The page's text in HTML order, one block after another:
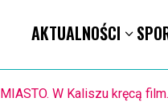
AKTUALNOŚCI
8-11.8. Warsztaty pisania